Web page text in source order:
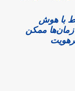
با هوش
ممکن